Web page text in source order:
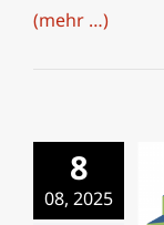
(mehr …)
8
08, 2025